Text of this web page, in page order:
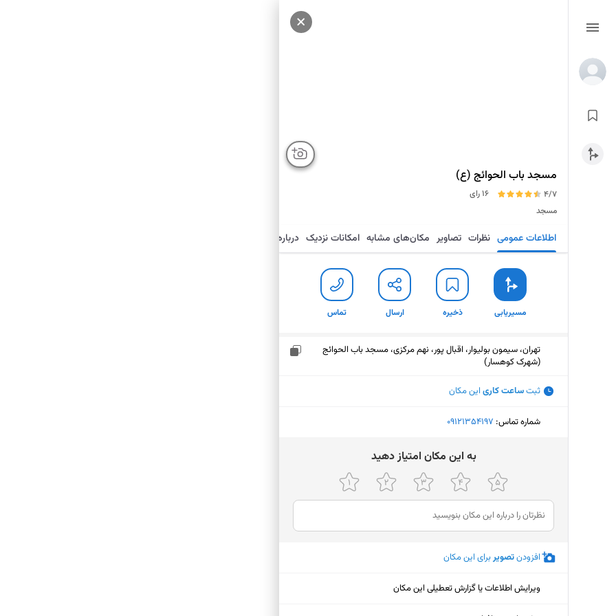
مسجد باب الحوائج (ع)
4/7
16 رای
مسجد
اطلاعات عمومی نظرات تصاویر مکان‌های مشابه امکانات نزدیک درباره
مسیریابی ذخیره ارسال تماس
تهران، سیمون بولیوار، اقبال پور، نهم مرکزی، مسجد باب الحوائج
(شهرک کوهسار)
ثبتساعت کاری این مکان
شماره تماس: ‎09121354197
ﺑﻪ اﯾﻦ ﻣﮑﺎن اﻣﺘﯿﺎز دﻫﯿﺪ
افزودنتصویربرای این مکان
ویرایش اطلاعات یا گزارش تعطیلی این مکان